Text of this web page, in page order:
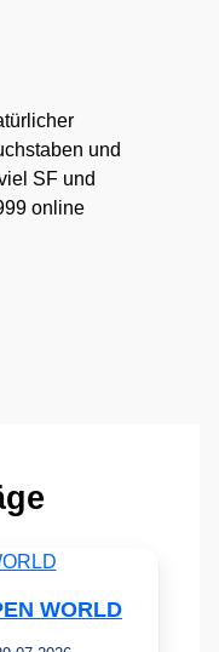
und
SF und
online
WORLD